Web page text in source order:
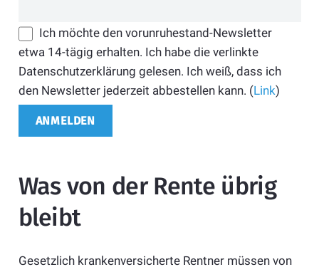
Ich möchte den vorunruhestand-Newsletter
etwa 14-tägig erhalten. Ich habe die verlinkte
Datenschutzerklärung gelesen. Ich weiß, dass ich
den Newsletter jederzeit abbestellen kann. (Link)
Was von der Rente übrig
bleibt
Gesetzlich krankenversicherte Rentner müssen von